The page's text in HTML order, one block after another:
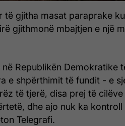
të gjitha masat paraprake
gjithmonë mbajtjen e një
Republikën Demokratike
e shpërthimit të fundit - e
të tjerë, disa prej të cilëve
dhe ajo nuk ka kontroll
Telegrafi.